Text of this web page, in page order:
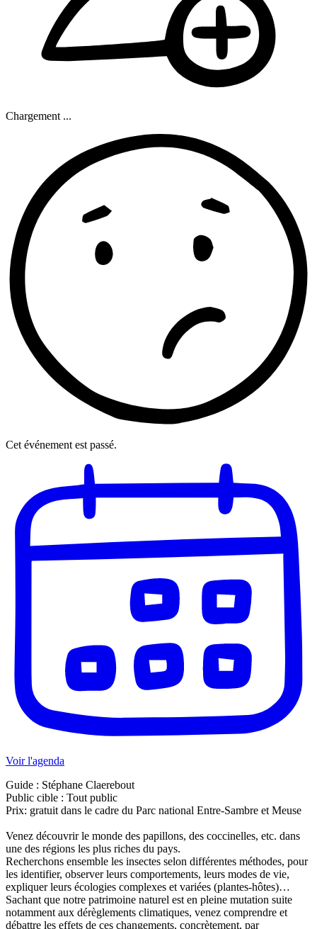
Chargement ...
Cet événement est passé.
Voir l'agenda
Guide : Stéphane Claerebout
Public cible : Tout public
Prix: gratuit dans le cadre du Parc national Entre-Sambre et Meuse
Venez découvrir le monde des papillons, des coccinelles, etc. dans
une des régions les plus riches du pays.
Recherchons ensemble les insectes selon différentes méthodes, pour
les identifier, observer leurs comportements, leurs modes de vie,
expliquer leurs écologies complexes et variées (plantes-hôtes)…
Sachant que notre patrimoine naturel est en pleine mutation suite
notamment aux dérèglements climatiques, venez comprendre et
débattre les effets de ces changements, concrètement, par